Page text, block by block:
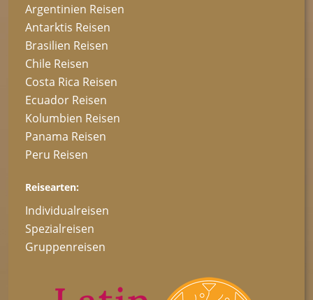
Argentinien Reisen
Antarktis Reisen
Brasilien Reisen
Chile Reisen
Costa Rica Reisen
Ecuador Reisen
Kolumbien Reisen
Panama Reisen
Peru Reisen
Reisearten:
Individualreisen
Spezialreisen
Gruppenreisen